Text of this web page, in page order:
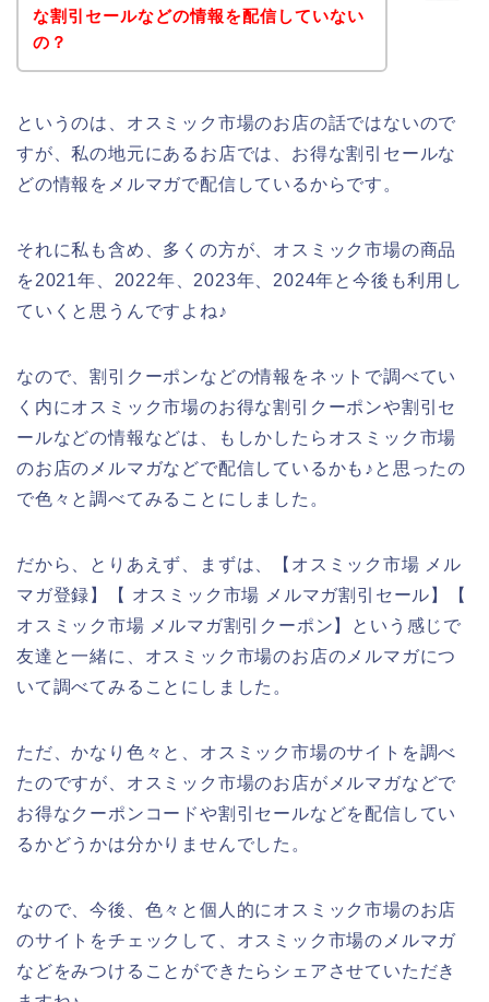
な割引セールなどの情報を配信していない
の？
というのは、オスミック市場のお店の話ではないので
すが、私の地元にあるお店では、お得な割引セールな
どの情報をメルマガで配信しているからです。
それに私も含め、多くの方が、オスミック市場の商品
を2021年、2022年、2023年、2024年と今後も利用し
ていくと思うんですよね♪
なので、割引クーポンなどの情報をネットで調べてい
く内にオスミック市場のお得な割引クーポンや割引セ
ールなどの情報などは、もしかしたらオスミック市場
のお店のメルマガなどで配信しているかも♪と思ったの
で色々と調べてみることにしました。
だから、とりあえず、まずは、【オスミック市場 メル
マガ登録】【 オスミック市場 メルマガ割引セール】【
オスミック市場 メルマガ割引クーポン】という感じで
友達と一緒に、オスミック市場のお店のメルマガにつ
いて調べてみることにしました。
ただ、かなり色々と、オスミック市場のサイトを調べ
たのですが、オスミック市場のお店がメルマガなどで
お得なクーポンコードや割引セールなどを配信してい
るかどうかは分かりませんでした。
なので、今後、色々と個人的にオスミック市場のお店
のサイトをチェックして、オスミック市場のメルマガ
などをみつけることができたらシェアさせていただき